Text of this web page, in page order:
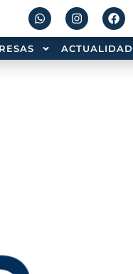
ACTUALIDAD